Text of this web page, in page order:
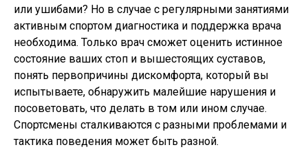
или ушибами? Но в случае с регулярными занятиями
активным спортом диагностика и поддержка врача
необходима. Только врач сможет оценить истинное
состояние ваших стоп и вышестоящих суставов,
понять первопричины дискомфорта, который вы
испытываете, обнаружить малейшие нарушения и
посоветовать, что делать в том или ином случае.
Спортсмены сталкиваются с разными проблемами и
тактика поведения может быть разной.